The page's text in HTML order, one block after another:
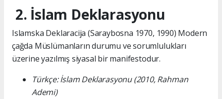
2. İslam Deklarasyonu
Islamska Deklaracija (Saraybosna 1970, 1990) Modern
çağda Müslümanların durumu ve sorumlulukları
üzerine yazılmış siyasal bir manifestodur.
Türkçe: İslam Deklarasyonu (2010, Rahman
Ademi)